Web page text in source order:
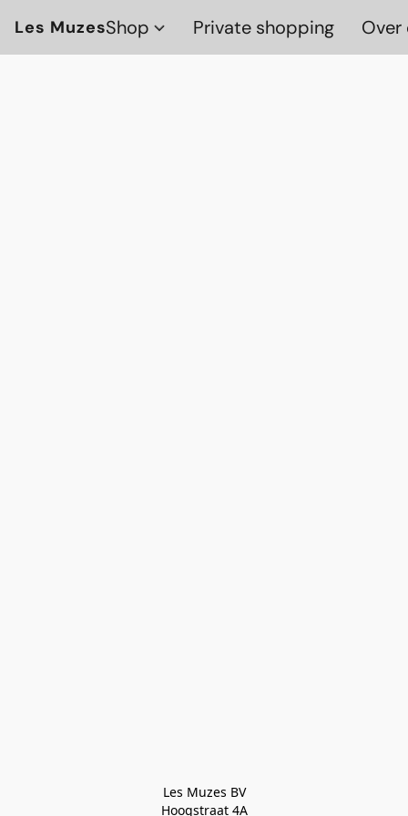
Les MuzesShop Private shopping Over
Les Muzes BV
Hoogstraat 4A